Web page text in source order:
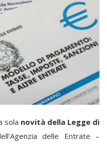
sola novità della Legge di
delle Entrate –